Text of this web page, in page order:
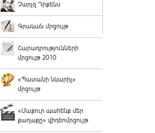
Չարլզ Դիքենս
Գրական մրցույթ
Շարադրությունների
մրցույթ 2010
«Պատանի նկարիչ»
մրցույթ
«Մաքուր պահենք մեր
քաղաքը» վիդեոմրցույթ